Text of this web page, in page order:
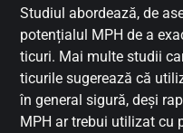
Studiul abordează, de
potențialul MPH de a
ticuri. Mai multe studii
ticurile sugerează că
în general sigură, deși
MPH ar trebui utilizat cu